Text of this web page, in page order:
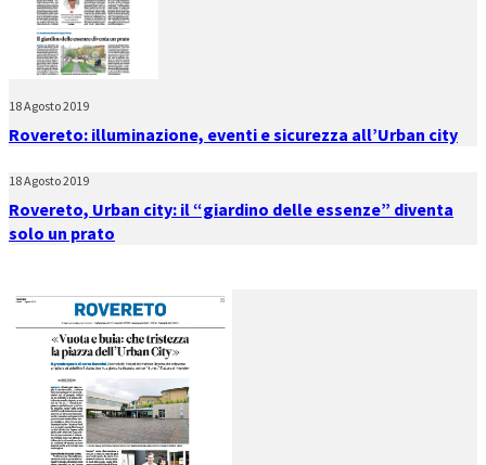
18 Agosto 2019
Rovereto: illuminazione, eventi e sicurezza all’Urban city
18 Agosto 2019
Rovereto, Urban city: il “giardino delle essenze” diventa
solo un prato